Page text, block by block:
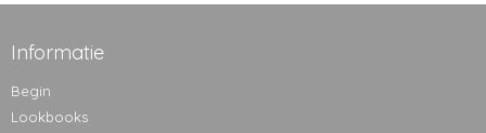
Informatie
Begin
Lookbooks